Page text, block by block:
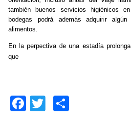
también buenos servicios higiénicos
bodegas podrá además adquirir
alimentos.
En la perpectiva de una estadía
que
F